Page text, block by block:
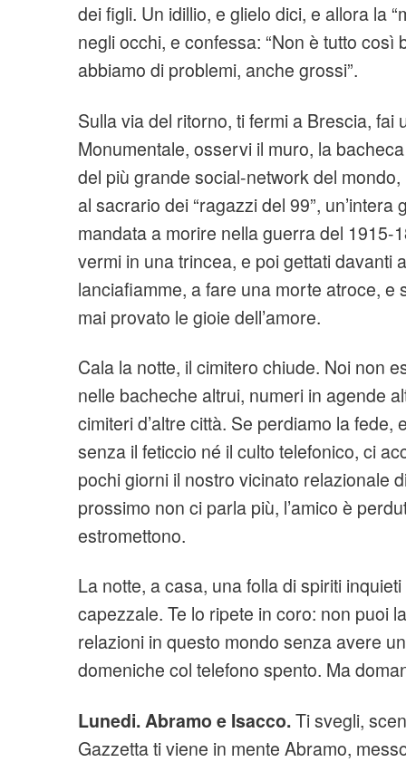
dei figli. Un idillio, e glielo dici, e allora la
negli occhi, e confessa: “Non è tutto così
abbiamo di problemi, anche grossi”.
Sulla via del ritorno, ti fermi a Brescia, fai
Monumentale, osservi il muro, la
del più grande social-network del
al sacrario dei “ragazzi del 99”,
mandata a morire nella guerra del 1915-
vermi in una trincea, e poi gettati davanti
lanciafiamme, a fare una morte atroce, e
mai provato le gioie dell’amore.
Cala la notte, il cimitero chiude. Noi non
nelle bacheche altrui, numeri in agende
cimiteri d’altre città. Se perdiamo la fede,
senza il feticcio né il culto telefonico, ci
pochi giorni il nostro vicinato relazionale
prossimo non ci parla più, l’amico è
estromettono.
La notte, a casa, una folla di spiriti
capezzale. Te lo ripete in coro: non puoi
relazioni in questo mondo senza avere
domeniche col telefono spento. Ma
Lunedi. Abramo e Isacco.Ti svegli,
Gazzetta ti viene in mente Abramo,